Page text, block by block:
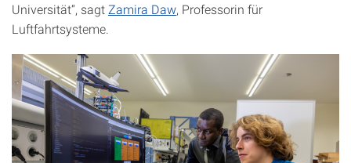
Universität“, sagt Zamira Daw, Professorin für
Luftfahrtsysteme.